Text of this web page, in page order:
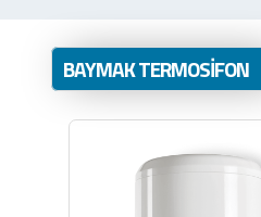
BAYMAK TERMOSİFON